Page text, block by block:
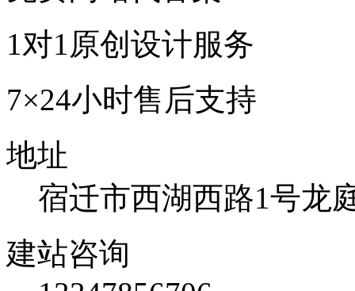
1对1原创设计服务
7×24小时售后支持
地址
宿迁市西湖西路1号龙
建站咨询